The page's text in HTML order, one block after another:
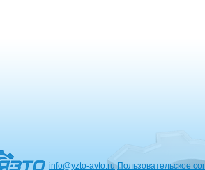
info@yzto-avto.ru Пользовательское